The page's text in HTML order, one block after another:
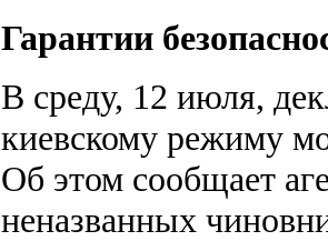
Гарантии
В среду, 12 июля,
киевскому режиму
Об этом сообщает
неназванных